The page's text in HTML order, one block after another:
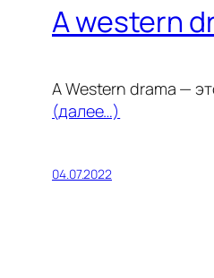
A western
A Western drama —
(далее…)
04.07.2022